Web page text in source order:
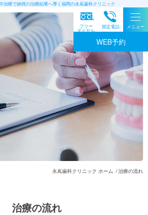
治療で納得の治療結果へ導く福岡の永嶌歯科クリニック
フリー
ダイヤル
固定電話 メニュー
WEB予約
永嶌歯科クリニック ホーム 治療の流れ
治療の流れ